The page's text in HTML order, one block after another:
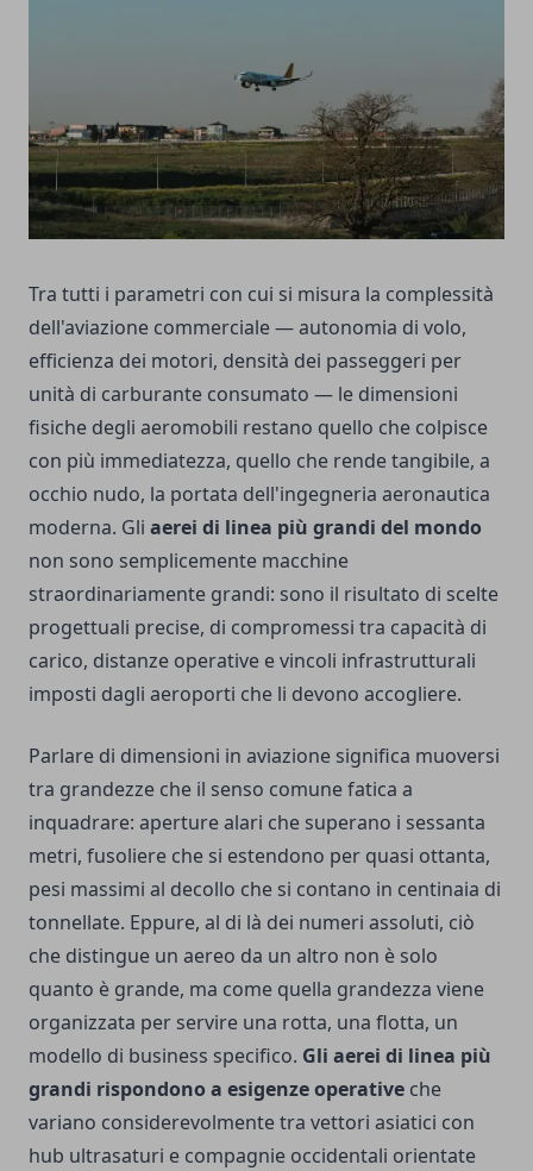
Tra tutti i parametri con cui si misura la complessità
dell'aviazione commerciale — autonomia di volo,
efficienza dei motori, densità dei passeggeri per
unità di carburante consumato — le dimensioni
fisiche degli aeromobili restano quello che colpisce
con più immediatezza, quello che rende tangibile, a
occhio nudo, la portata dell'ingegneria aeronautica
moderna. Gli aerei di linea più grandi del mondo
non sono semplicemente macchine
straordinariamente grandi: sono il risultato di scelte
progettuali precise, di compromessi tra capacità di
carico, distanze operative e vincoli infrastrutturali
imposti dagli aeroporti che li devono accogliere.
Parlare di dimensioni in aviazione significa muoversi
tra grandezze che il senso comune fatica a
inquadrare: aperture alari che superano i sessanta
metri, fusoliere che si estendono per quasi ottanta,
pesi massimi al decollo che si contano in centinaia di
tonnellate. Eppure, al di là dei numeri assoluti, ciò
che distingue un aereo da un altro non è solo
quanto è grande, ma come quella grandezza viene
organizzata per servire una rotta, una flotta, un
modello di business specifico. Gli aerei di linea più
grandi rispondono a esigenze operative che
variano considerevolmente tra vettori asiatici con
hub ultrasaturi e compagnie occidentali orientate